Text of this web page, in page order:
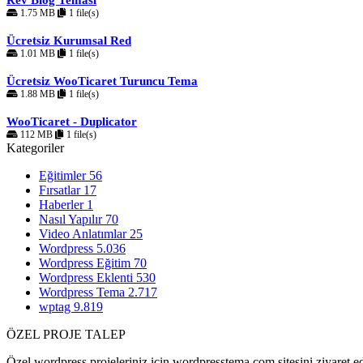
1.75 MB 1 file(s)
Ücretsiz Kurumsal Red
1.01 MB 1 file(s)
Ücretsiz WooTicaret Turuncu Tema
1.88 MB 1 file(s)
WooTicaret - Duplicator
112 MB 1 file(s)
Kategoriler
Eğitimler 56
Fırsatlar 17
Haberler 1
Nasıl Yapılır 70
Video Anlatımlar 25
Wordpress 5.036
Wordpress Eğitim 70
Wordpress Eklenti 530
Wordpress Tema 2.717
wptag 9.819
ÖZEL PROJE TALEP